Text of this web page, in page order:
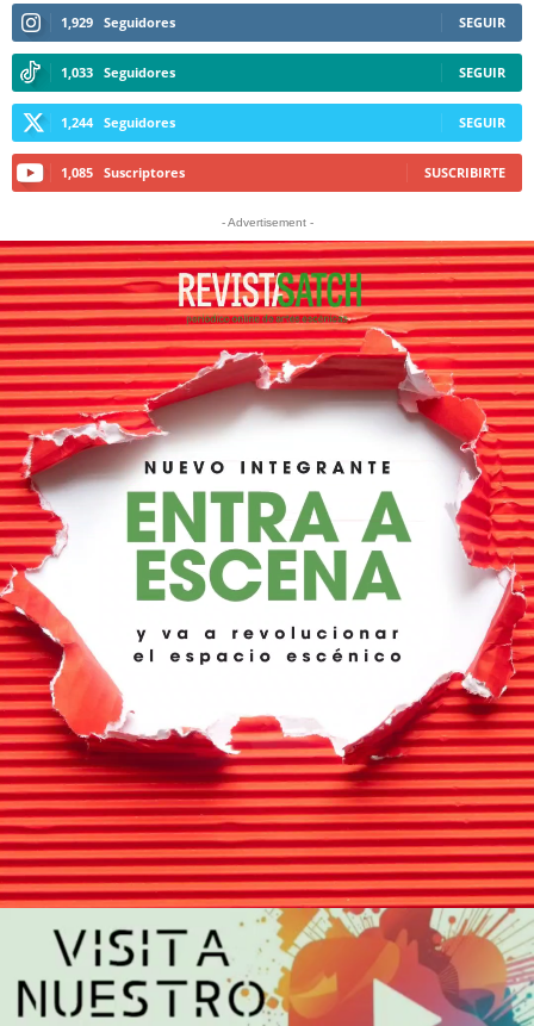
1,929 Seguidores SEGUIR
1,033 Seguidores SEGUIR
1,244 Seguidores SEGUIR
1,085 Suscriptores SUSCRIBIRTE
- Advertisement -